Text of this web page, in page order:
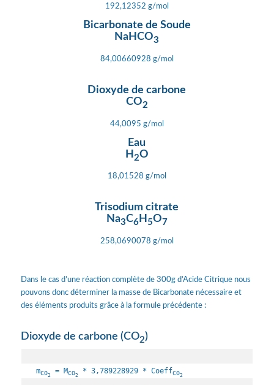
192,12352 g/mol
Bicarbonate de Soude
NaHCO3
84,00660928 g/mol
Dioxyde de carbone
CO2
44,0095 g/mol
Eau
H 2O
18,01528 g/mol
Trisodium citrate
Na3C6 H 5O7
258,0690078 g/mol
Dans le cas d’une réaction complète de 300g d’Acide Citrique nous
pouvons donc déterminer la masse de Bicarbonate nécessaire et
des éléments produits grâce à la formule précédente :
Dioxyde de carbone (CO2)
mCO2
= MCO2
* 3,789228929 * CoeffCO2